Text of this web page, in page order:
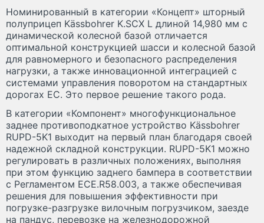
Номинированный в категории «Концепт» шторный
полуприцеп Kässbohrer K.SCX L длиной 14,980 мм с
динамической колесной базой отличается
оптимальной конструкцией шасси и колесной базой
для равномерного и безопасного распределения
нагрузки, а также инновационной интеграцией с
системами управления поворотом на стандартных
дорогах ЕС. Это первое решение такого рода.
В категории «Компонент» многофункциональное
заднее противоподкатное устройство Kässbohrer
RUPD-5K1 выходит на первый план благодаря своей
надежной складной конструкции. RUPD-5K1 можно
регулировать в различных положениях, выполняя
при этом функцию заднего бампера в соответствии
с Регламентом ECE.R58.003, а также обеспечивая
решения для повышения эффективности при
погрузке-разгрузке вилочным погрузчиком, заезде
на пандус, перевозке на железнодорожной